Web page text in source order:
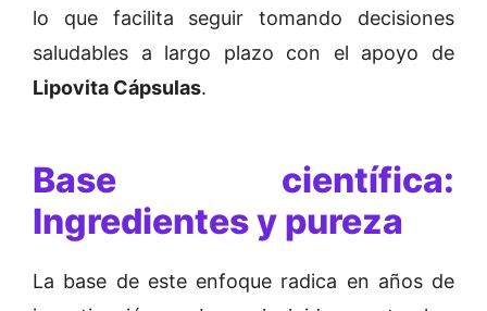
lo que facilita seguir tomando decisiones
saludables a largo plazo con el apoyo de
Lipovita Cápsulas.
Base científica:
Ingredientes y pureza
La base de este enfoque radica en años de